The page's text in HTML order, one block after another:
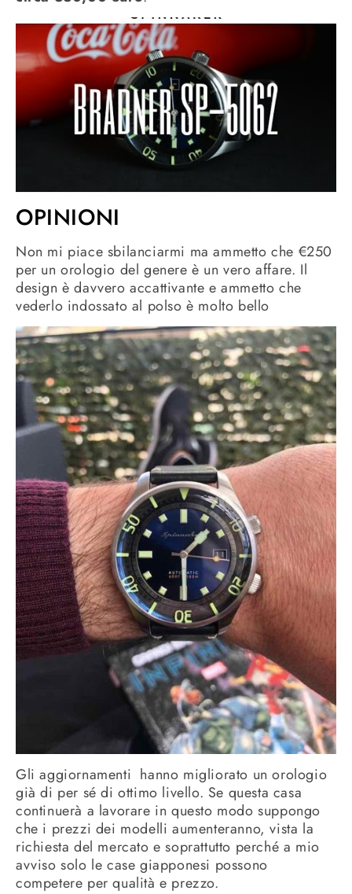
OPINIONI
Non mi piace sbilanciarmi ma ammetto che €250
per un orologio del genere è un vero affare. Il
design è davvero accattivante e ammetto che
vederlo indossato al polso è molto bello
Gli aggiornamenti hanno migliorato un orologio
già di per sé di ottimo livello. Se questa casa
continuerà a lavorare in questo modo suppongo
che i prezzi dei modelli aumenteranno, vista la
richiesta del mercato e soprattutto perché a mio
avviso solo le case giapponesi possono
competere per qualità e prezzo.